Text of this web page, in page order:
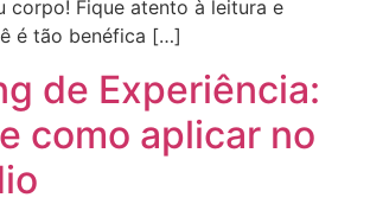
corpo! Fique atento à leitura e
é tão benéfica […]
de Experiência:
como aplicar no